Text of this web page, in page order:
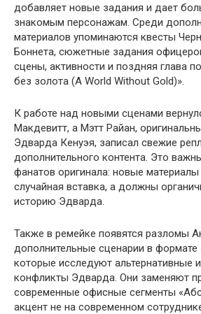
добавляет новые задания и дает
знакомым персонажам. Среди
материалов упоминаются квесты
Боннета, сюжетные задания
сцены, активности и поздняя глава
без золота (A World Without Gold)».
К работе над новыми сценами
Макдевитт, а Мэтт Райан,
Эдварда Кенуэя, записал свежие
дополнительного контента. Это
фанатов оригинала: новые
случайная вставка, а должны
историю Эдварда.
Также в ремейке появятся разломы
дополнительные сценарии в формате
которые исследуют альтернативные
конфликты Эдварда. Они заменяют
современные офисные сегменты
акцент не на современном